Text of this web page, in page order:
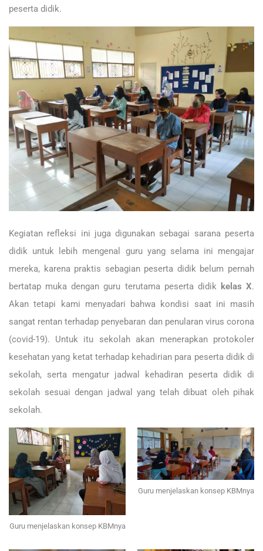
peserta didik.
Kegiatan refleksi ini juga digunakan sebagai sarana peserta
didik untuk lebih mengenal guru yang selama ini mengajar
mereka, karena praktis sebagian peserta didik belum pernah
bertatap muka dengan guru terutama peserta didik
kelas X.
Akan tetapi kami menyadari bahwa kondisi saat ini masih
sangat rentan terhadap penyebaran dan penularan virus corona
(covid-19). Untuk itu sekolah akan menerapkan protokoler
kesehatan yang ketat terhadap kehadirian para peserta didik di
sekolah, serta mengatur jadwal kehadiran peserta didik di
sekolah sesuai dengan jadwal yang telah dibuat oleh pihak
sekolah.
Guru menjelaskan konsep KBMnya
Guru menjelaskan konsep KBMnya